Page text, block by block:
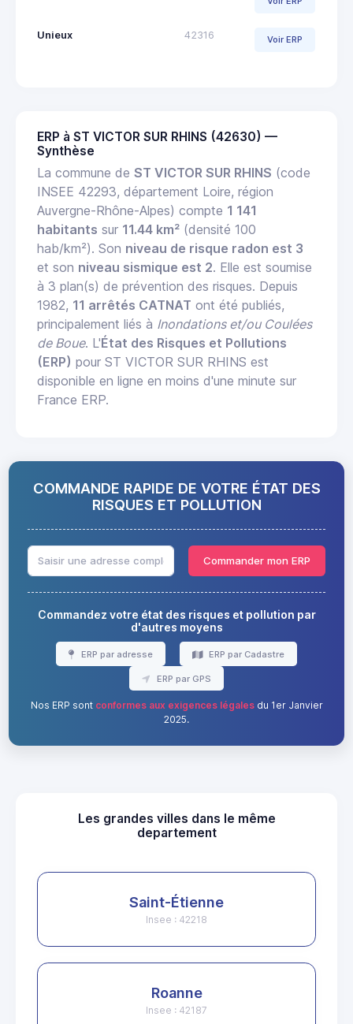
Unieux 42316 Voir ERP
ERP à ST VICTOR SUR RHINS (42630) —
Synthèse
La commune de ST VICTOR SUR RHINS (code
INSEE 42293, département Loire, région
Auvergne-Rhône-Alpes) compte 1 141
habitants sur 11.44 km² (densité 100
hab/km²). Son niveau de risque radon est 3
et son niveau sismique est 2. Elle est soumise
à 3 plan(s) de prévention des risques. Depuis
1982, 11 arrêtés CATNAT ont été publiés,
principalement liés à Inondations et/ou Coulées
de Boue. L'État des Risques et Pollutions
(ERP) pour ST VICTOR SUR RHINS est
disponible en ligne en moins d'une minute sur
France ERP.
COMMANDE RAPIDE DE VOTRE ÉTAT DES
RISQUES ET POLLUTION
Commander mon ERP
Commandez votre état des risques et pollution par
d'autres moyens
ERP par adresse ERP par Cadastre
ERP par GPS
Nos ERP sont conformes aux exigences légalesdu 1er Janvier
2025.
Les grandes villes dans le même
departement
Saint-Étienne
Insee : 42218
Roanne
Insee : 42187